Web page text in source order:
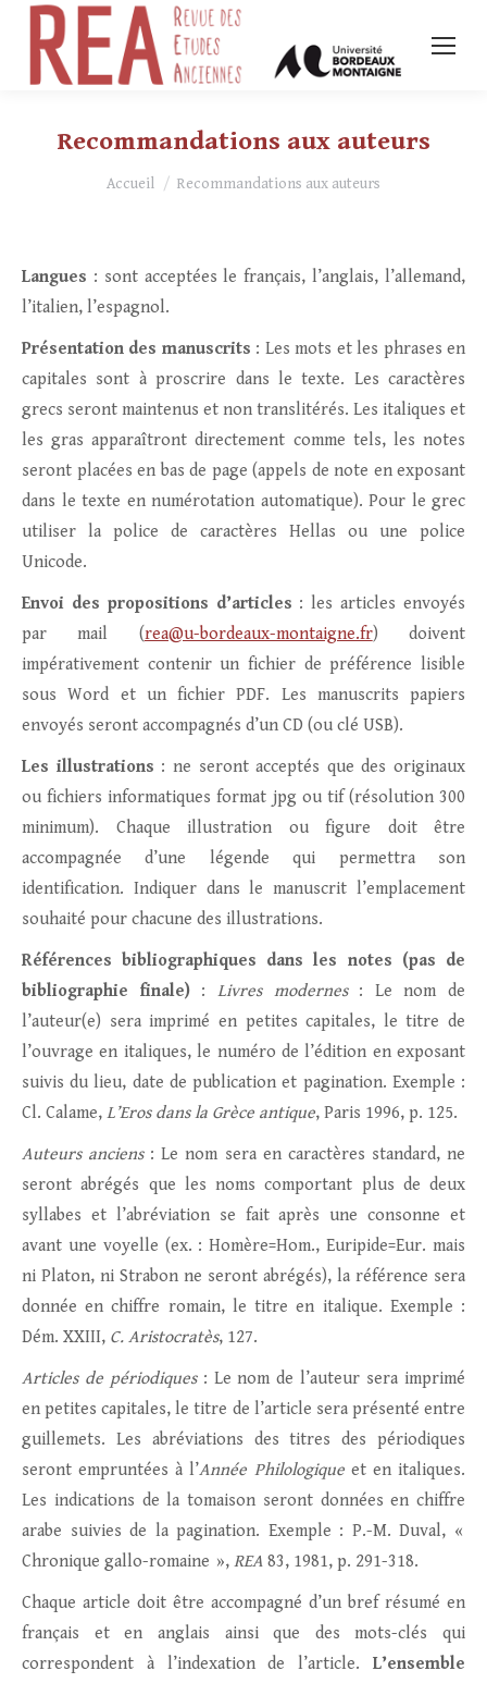
Recommandations aux auteurs
Vous êtes ici :
Accueil Recommandations aux auteurs
Langues : sont acceptées le français, l’anglais, l’allemand,
l’italien, l’espagnol.
Présentation des manuscrits : Les mots et les phrases en
capitales sont à proscrire dans le texte. Les caractères
grecs seront maintenus et non translitérés. Les italiques et
les gras apparaîtront directement comme tels, les notes
seront placées en bas de page (appels de note en exposant
dans le texte en numérotation automatique). Pour le grec
utiliser la police de caractères Hellas ou une police
Unicode.
Envoi des propositions d’articles : les articles envoyés
par mail (rea@u-bordeaux-montaigne.fr) doivent
impérativement contenir un fichier de préférence lisible
sous Word et un fichier PDF. Les manuscrits papiers
envoyés seront accompagnés d’un CD (ou clé USB).
Les illustrations : ne seront acceptés que des originaux
ou fichiers informatiques format jpg ou tif (résolution 300
minimum). Chaque illustration ou figure doit être
accompagnée d’une légende qui permettra son
identification. Indiquer dans le manuscrit l’emplacement
souhaité pour chacune des illustrations.
Références bibliographiques dans les notes (pas de
bibliographie finale) : Livres modernes : Le nom de
l’auteur(e) sera imprimé en petites capitales, le titre de
l’ouvrage en italiques, le numéro de l’édition en exposant
suivis du lieu, date de publication et pagination. Exemple :
Cl. Calame, L’Eros dans la Grèce antique, Paris 1996, p. 125.
Auteurs anciens: Le nom sera en caractères standard, ne
seront abrégés que les noms comportant plus de deux
syllabes et l’abréviation se fait après une consonne et
avant une voyelle (ex. : Homère=Hom., Euripide=Eur. mais
ni Platon, ni Strabon ne seront abrégés), la référence sera
donnée en chiffre romain, le titre en italique. Exemple :
Dém. XXIII, C. Aristocratès, 127.
Articles de périodiques: Le nom de l’auteur sera imprimé
en petites capitales, le titre de l’article sera présenté entre
guillemets. Les abréviations des titres des périodiques
seront empruntées à l’Année Philologique et en italiques.
Les indications de la tomaison seront données en chiffre
arabe suivies de la pagination. Exemple : P.-M. Duval, «
Chronique gallo-romaine », REA 83, 1981, p. 291-318.
Chaque article doit être accompagné d’un bref résumé en
français et en anglais ainsi que des mots-clés qui
correspondent à l’indexation de l’article. L’ensemble